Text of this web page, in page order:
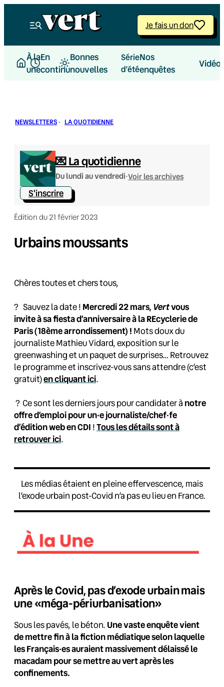
Je fais un don
À la
une
En
continu
Bonnes
nouvelles
Série
d’été
Nos
enquêtes
NEWSLETTERS · LA QUOTIDIENNE
💌 La quotidienne
Du lundi au vendredi·Voir les archives
S'inscrire
Édition du 21 février 2023
Urbains moussants
Chères toutes et chers tous,
? Sauvez la date ! Mercredi 22 mars, Vertvous
invite à sa fiesta d’anniversaire à la REcyclerie de
Paris (18ème arrondissement) ! Mots doux du
journaliste Mathieu Vidard, exposition sur le
greenwashing et un paquet de surprises… Retrouvez
le programme et inscrivez-vous sans attendre (c’est
gratuit)en cliquant ici.
?️ Ce sont les derniers jours pour candidater à notre
offre d’emploi pour un·e journaliste/chef·fe
d’édition web en CDI !Tous les détails sont à
retrouver ici.
Les médias étaient en pleine effervescence, mais
l’exode urbain post-Covid n’a pas eu lieu en France.
Après le Covid, pas d’exode urbain mais
une «méga-périurbanisation»
Sous les pavés, le béton. Une vaste enquête vient
de mettre fin à la fiction médiatique selon laquelle
les Français·es auraient massivement délaissé le
macadam pour se mettre au vert après les
confinements.